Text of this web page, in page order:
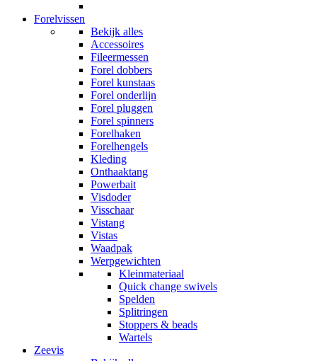
Forelvissen
Bekijk alles
Accessoires
Fileermessen
Forel dobbers
Forel kunstaas
Forel onderlijn
Forel pluggen
Forel spinners
Forelhaken
Forelhengels
Kleding
Onthaaktang
Powerbait
Visdoder
Visschaar
Vistang
Vistas
Waadpak
Werpgewichten
Kleinmateriaal
Quick change swivels
Spelden
Splitringen
Stoppers & beads
Wartels
Zeevis